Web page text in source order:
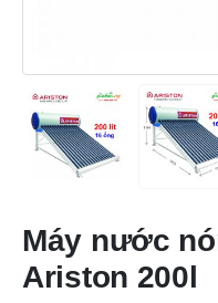
Máy nước
Ariston 200l